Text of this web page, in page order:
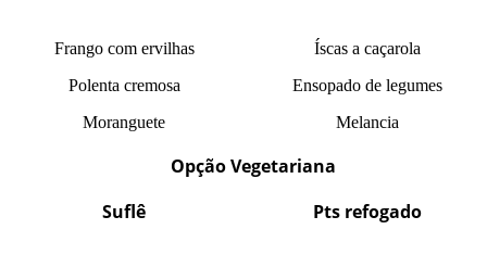
Frango com ervilhas
Polenta cremosa
Moranguete
Íscas a caçarola
Ensopado de legumes
Melancia
Opção Vegetariana
Suflê
Pts refogado